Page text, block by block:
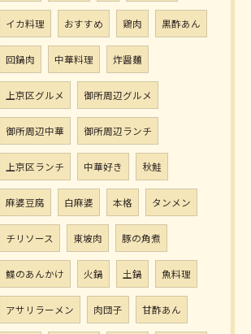
イカ料理 おすすめ 鶏肉 黒酢あん
回鍋肉 中華料理 炸醤麺
上京区グルメ 御所周辺グルメ
御所周辺中華 御所周辺ランチ
上京区ランチ 中華好き 秋鮭
麻婆豆腐 白麻婆 本格 タンメン
チリソース 東坡肉 豚の角煮
鰈のあんかけ 火鍋 土鍋 魚料理
アサリラーメン 肉団子 甘酢あん